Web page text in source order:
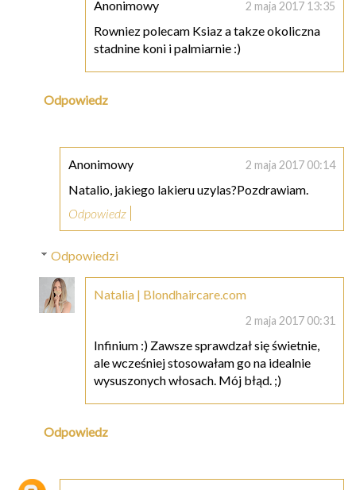
Anonimowy 2 maja 2017 13:35
Rowniez polecam Ksiaz a takze okoliczna
stadnine koni i palmiarnie :)
Odpowiedz
Anonimowy 2 maja 2017 00:14
Natalio, jakiego lakieru uzylas?Pozdrawiam.
Odpowiedz
Odpowiedzi
Natalia | Blondhaircare.com
2 maja 2017 00:31
Infinium :) Zawsze sprawdzał się świetnie,
ale wcześniej stosowałam go na idealnie
wysuszonych włosach. Mój błąd. ;)
Odpowiedz